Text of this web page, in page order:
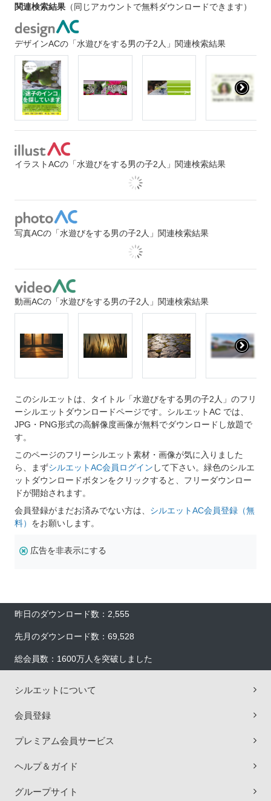
関連検索結果 （同じアカウントで無料ダウンロードできます）
デザインACの「水遊びをする男の子2人」関連検索結果
イラストACの「水遊びをする男の子2人」関連検索結果
写真ACの「水遊びをする男の子2人」関連検索結果
動画ACの「水遊びをする男の子2人」関連検索結果
このシルエットは、タイトル「水遊びをする男の子2人」のフリ
ーシルエットダウンロードページです。シルエットAC では、
JPG・PNG形式の高解像度画像が無料でダウンロードし放題で
す。
このページのフリーシルエット素材・画像が気に入りました
ら、まずシルエットAC会員ログイン して下さい。緑色のシルエ
ットダウンロードボタンをクリックすると、フリーダウンロー
ドが開始されます。
会員登録がまだお済みでない方は、 シルエットAC会員登録（無
料） をお願いします。
広告を非表示にする
昨日のダウンロード数：2,555
先月のダウンロード数：69,528
総会員数：1600万人を突破しました
シルエットについて
会員登録
プレミアム会員サービス
ヘルプ＆ガイド
グループサイト